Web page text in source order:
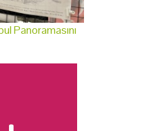
Panoramasını